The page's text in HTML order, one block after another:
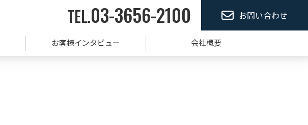
TEL.03-3656-2100 お問い合わせ
お客様インタビュー 会社概要